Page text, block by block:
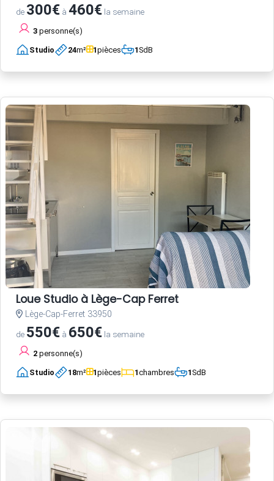
de 300€ à 460€ la semaine
3 personne(s)
Studio 24m² 1pièces 1SdB
Loue Studio à Lège-Cap Ferret
Lège-Cap-Ferret 33950
de 550€ à 650€ la semaine
2 personne(s)
Studio 18m² 1pièces 1chambres 1SdB